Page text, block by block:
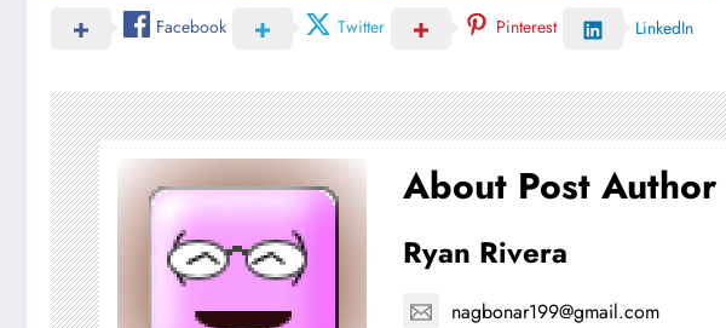
Facebook Twitter Pinterest LinkedIn
About Post Author
Ryan Rivera
nagbonar199@gmail.com